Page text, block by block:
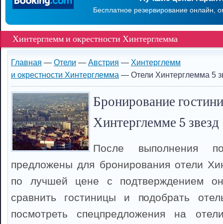
Бесплатное резервирование онлайн,
Хинтерглемм и окрестности Хинтерглемма
Главная — Отели — Австрия — Хинтерглемм
и окрестности Хинтерглемма — Отели Хинтерглемма 5
Бронирование
Хинтерглемме 5
После выполнения
предложены для бронирования отели
по лучшей цене с подтверждением
сравнить гостиницы и подобрать
посмотреть спецпредложения на